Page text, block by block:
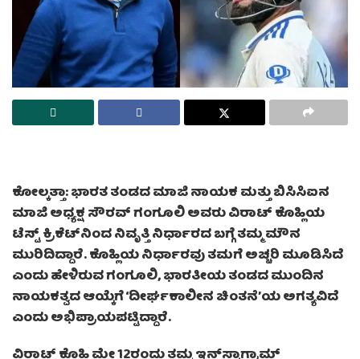
ಕೋಲ್ಕತ್ತಾ: ಭಾರತ ತಂಡದ ಮಾಜಿ ನಾಯಕ ಮತ್ತು ಬಿಸಿಸಿಐನ
ಮಾಜಿ ಅಧ್ಯಕ್ಷ ಸೌರವ್ ಗಂಗೂಲಿ ಅವರು ವಿರಾಟ್ ಕೊಹ್ಲಿಯ
ಟೆಸ್ಟ್ ಕ್ರಿಕೆಟ್‌ನಿಂದ ನಿವೃತ್ತಿ ನಿರ್ಧಾರದ ಬಗ್ಗೆ ತಮ್ಮ ಮೌನ
ಮುರಿದಿದ್ದಾರೆ. ಕೊಹ್ಲಿಯ ನಿರ್ಧಾರವು ತಮಗೆ ಅಚ್ಚರಿ ಮೂಡಿಸಿದೆ
ಎಂದು ಹೇಳಿರುವ ಗಂಗೂಲಿ, ಭಾರತೀಯ ತಂಡದ ಮುಂದಿನ
ನಾಯಕತ್ವದ ಆಯ್ಕೆಗೆ ‘ದೀರ್ಘಕಾಲೀನ ಚಿಂತನೆ’ಯ ಅಗತ್ಯವಿದೆ
ಎಂದು ಅಭಿಪ್ರಾಯಪಟ್ಟಿದ್ದಾರೆ.